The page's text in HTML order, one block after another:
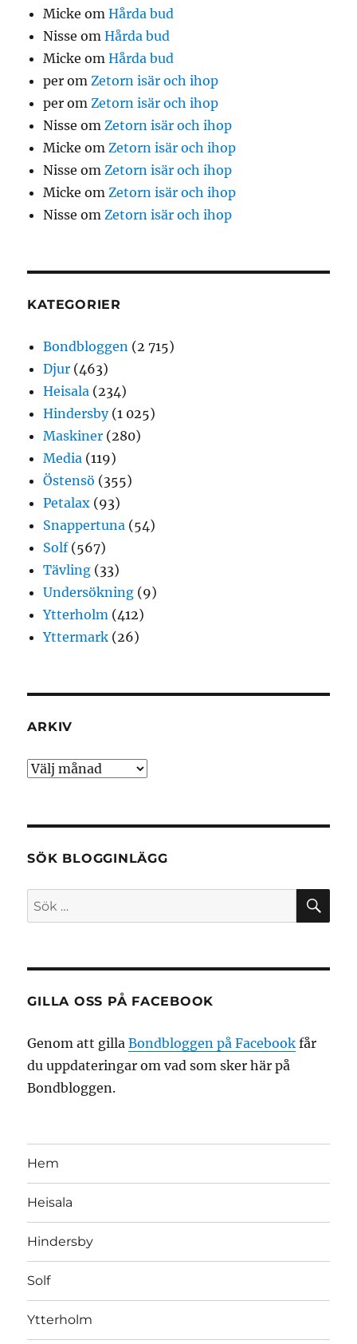
Micke omHårda bud
Nisse omHårda bud
Micke omHårda bud
per om Zetorn isär och ihop
per om Zetorn isär och ihop
Nisse om Zetorn isär och ihop
Micke om Zetorn isär och ihop
Nisse om Zetorn isär och ihop
Micke om Zetorn isär och ihop
Nisse om Zetorn isär och ihop
KATEGORIER
Bondbloggen (2 715)
Djur (463)
Heisala (234)
Hindersby(1 025)
Maskiner (280)
Media (119)
Östensö (355)
Petalax (93)
Snappertuna (54)
Solf(567)
Tävling (33)
Undersökning (9)
Ytterholm (412)
Yttermark (26)
ARKIV
Arkiv
SÖK BLOGGINLÄGG
Sök
efter:
GILLA OSS PÅ FACEBOOK
Genom att gillaBondbloggen på Facebook får
du uppdateringar om vad som sker här på
Bondbloggen.
Hem
Heisala
Hindersby
Solf
Ytterholm